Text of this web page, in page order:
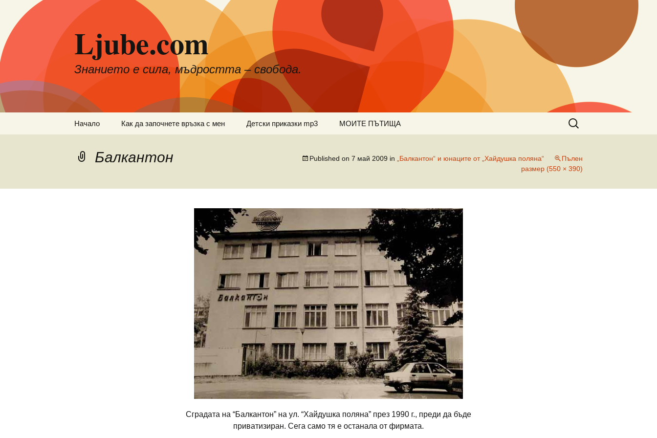
съдържанието
Ljube.com
Знанието е сила, мъдростта – свобода.
Начало Как да започнете връзка с мен Детски приказки mp3 МОИТЕ ПЪТИЩА
Търсене
за:
Балкантон Published on 7 май 2009 in „Балкантон“ и юнаците от „Хайдушка поляна“
Пълен
размер (550 × 390)
Сградата на “Балкантон” на ул. “Хайдушка поляна” през 1990 г., преди да бъде
приватизиран. Сега само тя е останала от фирмата.